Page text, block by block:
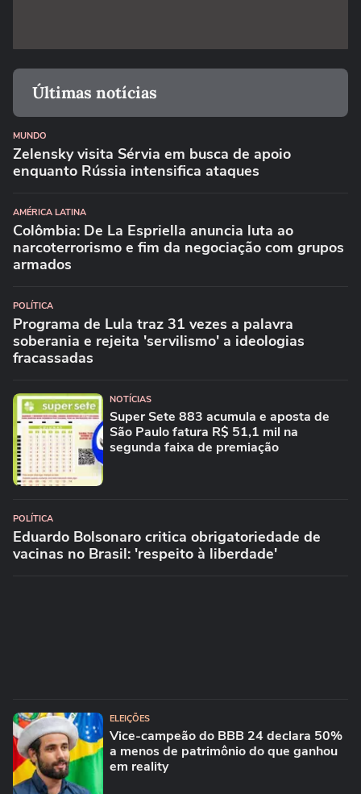
Últimas notícias
MUNDO
Zelensky visita Sérvia em busca de apoio
enquanto Rússia intensifica ataques
AMÉRICA LATINA
Colômbia: De La Espriella anuncia luta ao
narcoterrorismo e fim da negociação com grupos
armados
POLÍTICA
Programa de Lula traz 31 vezes a palavra
soberania e rejeita 'servilismo' a ideologias
fracassadas
NOTÍCIAS
Super Sete 883 acumula e aposta de
São Paulo fatura R$ 51,1 mil na
segunda faixa de premiação
POLÍTICA
Eduardo Bolsonaro critica obrigatoriedade de
vacinas no Brasil: 'respeito à liberdade'
ELEIÇÕES
Vice-campeão do BBB 24 declara 50%
a menos de patrimônio do que ganhou
em reality